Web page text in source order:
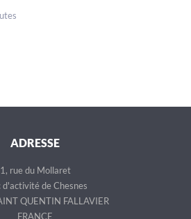
ADRESSE
1, rue du Mollaret
d'activité de Chesnes
QUENTIN FALLAVIER
FRANCE